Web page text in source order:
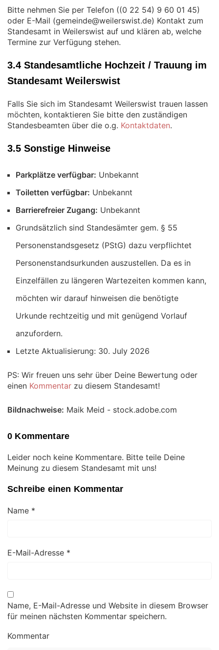
Bitte nehmen Sie per Telefon (
)
oder E-Mail (
) Kontakt zum
Standesamt in Weilerswist auf und klären ab, welche
Termine zur Verfügung stehen.
3.4 Standesamtliche Hochzeit / Trauung im
Standesamt Weilerswist
Falls Sie sich im Standesamt Weilerswist trauen lassen
möchten, kontaktieren Sie bitte den zuständigen
Standesbeamten über die o.g. Kontaktdaten.
3.5 Sonstige Hinweise
Parkplätze verfügbar: Unbekannt
Toiletten verfügbar: Unbekannt
Barrierefreier Zugang: Unbekannt
Grundsätzlich sind Standesämter gem. § 55
Personenstandsgesetz (PStG) dazu verpflichtet
Personenstandsurkunden auszustellen. Da es in
Einzelfällen zu längeren Wartezeiten kommen kann,
möchten wir darauf hinweisen die benötigte
Urkunde rechtzeitig und mit genügend Vorlauf
anzufordern.
Letzte Aktualisierung: 30. July 2026
PS: Wir freuen uns sehr über Deine Bewertung oder
einen Kommentar zu diesem Standesamt!
Bildnachweise: Maik Meid - stock.adobe.com
0 Kommentare
Leider noch keine Kommentare. Bitte teile Deine
Meinung zu diesem Standesamt mit uns!
Schreibe einen Kommentar
Name *
E-Mail-Adresse *
Name, E-Mail-Adresse und Website in diesem Browser
für meinen nächsten Kommentar speichern.
Kommentar